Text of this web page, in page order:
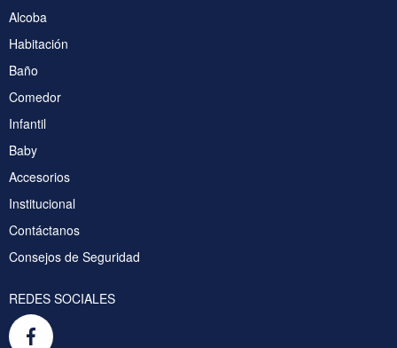
Alcoba
Habitación
Baño
Comedor
Infantil
Baby
Accesorios
Institucional
Contáctanos
Consejos de Seguridad
REDES SOCIALES